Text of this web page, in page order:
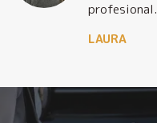
profesional.
LAURA